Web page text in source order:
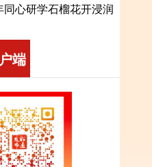
同心研学石榴花开浸润
端